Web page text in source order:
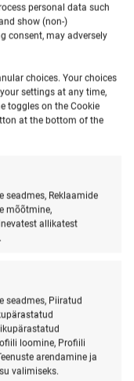
personal data such
show (non-)
consent, may adversely
choices. Your choices
settings at any time,
toggles on the Cookie
at the bottom of the
Reklaamide
mõõtmine,
allikatest
seadmes, Piiratud
loomine, Profiili
arendamine ja
valimiseks.
eur telkikoht öö)
ja laste ohutuse
kasutust
söömist )
tegevustest –
– tule ja avasta